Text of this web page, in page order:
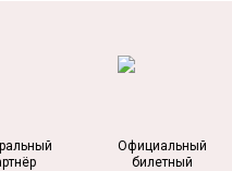
Официальный
билетный